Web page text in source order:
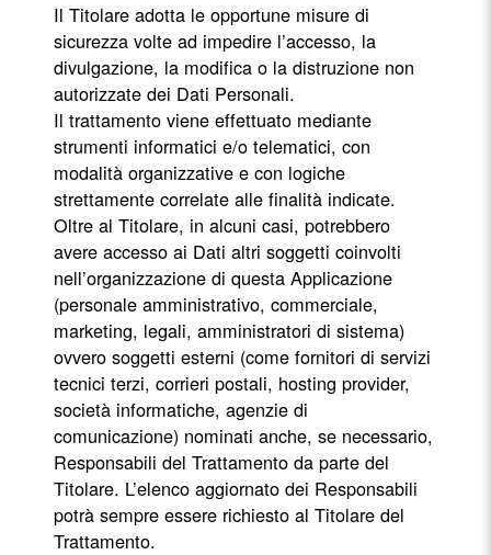
Il Titolare adotta le opportune misure di
sicurezza volte ad impedire l’accesso, la
divulgazione, la modifica o la distruzione non
autorizzate dei Dati Personali.
Il trattamento viene effettuato mediante
strumenti informatici e/o telematici, con
modalità organizzative e con logiche
strettamente correlate alle finalità indicate.
Oltre al Titolare, in alcuni casi, potrebbero
avere accesso ai Dati altri soggetti coinvolti
nell’organizzazione di questa Applicazione
(personale amministrativo, commerciale,
marketing, legali, amministratori di sistema)
ovvero soggetti esterni (come fornitori di servizi
tecnici terzi, corrieri postali, hosting provider,
società informatiche, agenzie di
comunicazione) nominati anche, se necessario,
Responsabili del Trattamento da parte del
Titolare. L’elenco aggiornato dei Responsabili
potrà sempre essere richiesto al Titolare del
Trattamento.